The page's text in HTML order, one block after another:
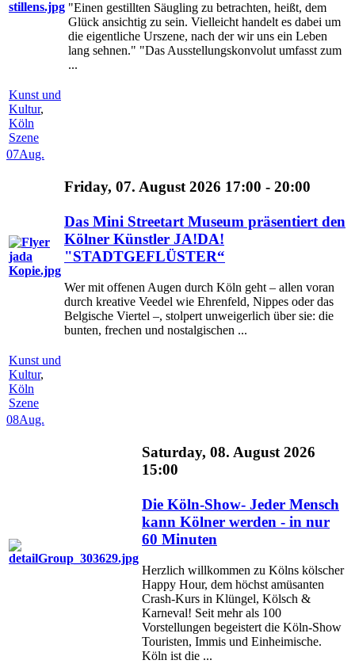
"Einen gestillten Säugling zu betrachten, heißt, dem
Glück ansichtig zu sein. Vielleicht handelt es dabei um
die eigentliche Urszene, nach der wir uns ein Leben
lang sehnen." "Das Ausstellungskonvolut umfasst zum
...
Kunst und
Kultur,
Köln
Szene
07Aug.
Friday, 07. August 2026 17:00 - 20:00
Das Mini Streetart Museum präsentiert den
Kölner Künstler JA!DA!
"STADTGEFLÜSTER“
Wer mit offenen Augen durch Köln geht – allen voran
durch kreative Veedel wie Ehrenfeld, Nippes oder das
Belgische Viertel –, stolpert unweigerlich über sie: die
bunten, frechen und nostalgischen ...
Kunst und
Kultur,
Köln
Szene
08Aug.
Saturday, 08. August 2026
15:00
Die Köln-Show- Jeder Mensch
kann Kölner werden - in nur
60 Minuten
Herzlich willkommen zu Kölns kölscher
Happy Hour, dem höchst amüsanten
Crash-Kurs in Klüngel, Kölsch &
Karneval! Seit mehr als 100
Vorstellungen begeistert die Köln-Show
Touristen, Immis und Einheimische.
Köln ist die ...